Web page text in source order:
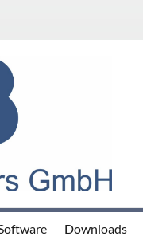
GMBH
Downloads